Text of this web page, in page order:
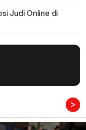
Judi Online di
>